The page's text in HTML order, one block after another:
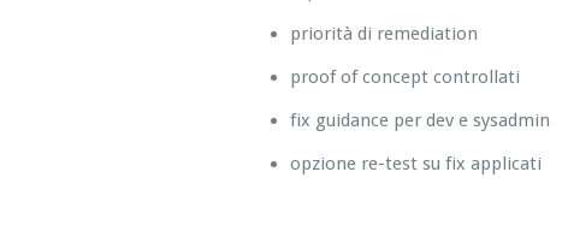
priorità di remediation
proof of concept controllati
fix guidance per dev e sysadmin
opzione re-test su fix applicati